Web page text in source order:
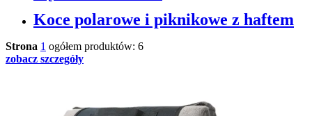
Koce polarowe i piknikowe z haftem
Strona 1 ogółem produktów: 6
zobacz szczegóły